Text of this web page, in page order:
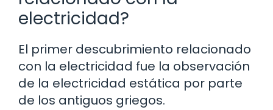
electricidad?
El primer descubrimiento relacionado
con la electricidad fue la observación
de la electricidad estática por parte
de los antiguos griegos.